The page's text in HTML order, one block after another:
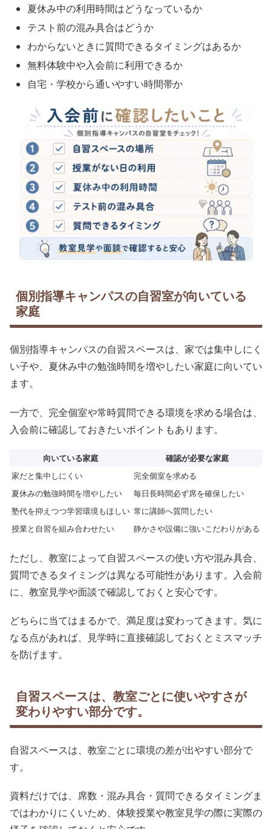
夏休み中の利用時間はどうなっているか
テスト前の混み具合はどうか
わからないときに質問できるタイミングはあるか
無料体験中や入会前に利用できるか
自宅・学校から通いやすい時間帯か
個別指導キャンパスの自習室が向いている
家庭
個別指導キャンパスの自習スペースは、家では集中しにく
い子や、夏休み中の勉強時間を増やしたい家庭に向いてい
ます。
一方で、完全個室や常時質問できる環境を求める場合は、
入会前に確認しておきたいポイントもあります。
向いている家庭
確認が必要な家庭
家だと集中しにくい
完全個室を求める
夏休みの勉強時間を増やしたい
毎日長時間必ず席を確保したい
塾代を抑えつつ学習環境もほしい 常に講師へ質問したい
授業と自習を組み合わせたい
静かさや設備に強いこだわりがある
ただし、教室によって自習スペースの使い方や混み具合、
質問できるタイミングは異なる可能性があります。入会前
に、教室見学や面談で確認しておくと安心です。
どちらに当てはまるかで、満足度は変わってきます。気に
なる点があれば、見学時に直接確認しておくとミスマッチ
を防げます。
自習スペースは、教室ごとに使いやすさが
変わりやすい部分です。
自習スペースは、教室ごとに環境の差が出やすい部分で
す。
資料だけでは、席数・混み具合・質問できるタイミングま
ではわかりにくいため、体験授業や教室見学の際に実際の